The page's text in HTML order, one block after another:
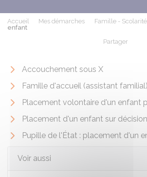
Accueil Mes démarches Famille - Scolarité
enfant
Partager
Accouchement sous X
Famille d'accueil (assistant familial)
Placement volontaire d'un enfant
Placement d'un enfant sur
Pupille de l'État : placement d'un
Voir aussi